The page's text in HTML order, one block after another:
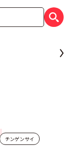
チンゲンサイ